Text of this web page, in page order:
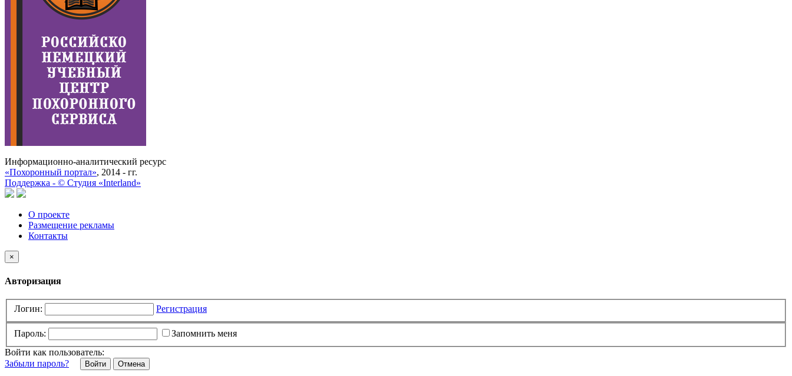
Информационно-аналитический ресурс
«Похоронный портал», 2014 - гг.
Поддержка - © Cтудия «Interland»
О проекте
Размещение рекламы
Контакты
×
Авторизация
Логин: Регистрация
Пароль:
Запомнить меня
Войти как пользователь:
Забыли пароль?
Отмена